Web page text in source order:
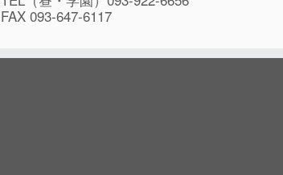
FAX 093-647-6117